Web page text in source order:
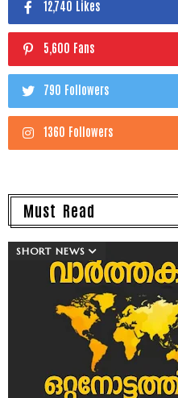
12,740 Likes
5,600 Fans
790 Followers
1360 Followers
Must Read
SHORT NEWS